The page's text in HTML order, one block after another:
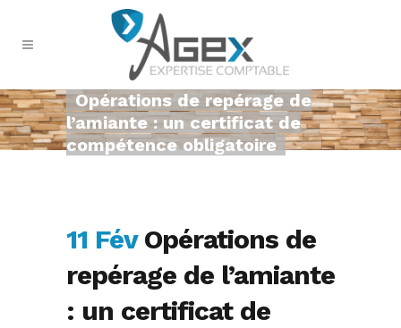
Opérations de repérage de
l’amiante : un certificat de
compétence obligatoire
11 FévOpérations de
repérage de l’amiante
: un certificat de